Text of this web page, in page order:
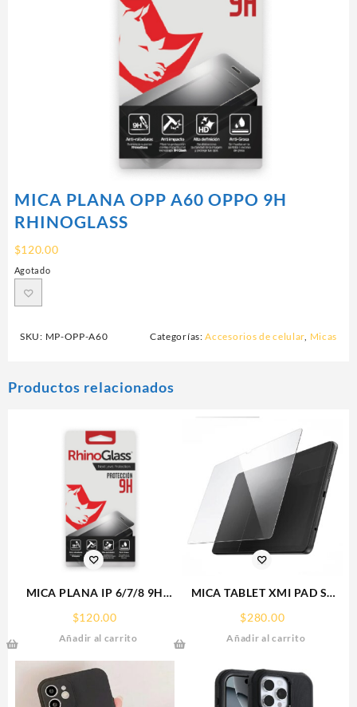
MICA PLANA OPP A60 OPPO 9H
RHINOGLASS
$120.00
Agotado
SKU: MP-OPP-A60 Categorías:Accesorios de celular, Micas
Productos relacionados
MICA PLANA IP 6/7/8 9H
$120.00
Añadir al carrito
MICA TABLET XMI PAD SE
PROTECTOR RHINOGLASS
$280.00
Añadir al carrito